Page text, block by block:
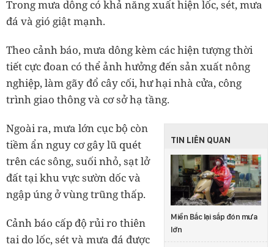
Trong mưa dông có khả năng xuất hiện lốc, sét, mưa
đá và gió giật mạnh.
Theo cảnh báo, mưa dông kèm các hiện tượng thời
tiết cực đoan có thể ảnh hưởng đến sản xuất nông
nghiệp, làm gãy đổ cây cối, hư hại nhà cửa, công
trình giao thông và cơ sở hạ tầng.
TIN LIÊN QUAN
Miền Bắc lại sắp đón mưa
lớn
Ngoài ra, mưa lớn cục bộ còn
tiềm ẩn nguy cơ gây lũ quét
trên các sông, suối nhỏ, sạt lở
đất tại khu vực sườn dốc và
ngập úng ở vùng trũng thấp.
Cảnh báo cấp độ rủi ro thiên
tai do lốc, sét và mưa đá được